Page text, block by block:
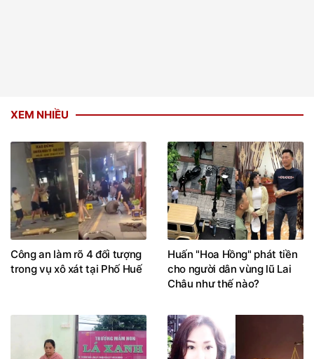
XEM NHIỀU
Công an làm rõ 4 đối tượng
trong vụ xô xát tại Phố Huế
Huấn "Hoa Hồng" phát tiền
cho người dân vùng lũ Lai
Châu như thế nào?